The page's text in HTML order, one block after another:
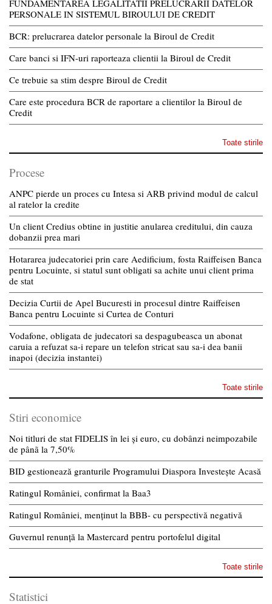
FUNDAMENTAREA LEGALITATII PRELUCRARII DATELOR
PERSONALE IN SISTEMUL BIROULUI DE CREDIT
BCR: prelucrarea datelor personale la Biroul de Credit
Care banci si IFN-uri raporteaza clientii la Biroul de Credit
Ce trebuie sa stim despre Biroul de Credit
Care este procedura BCR de raportare a clientilor la Biroul de
Credit
Toate stirile
Procese
ANPC pierde un proces cu Intesa si ARB privind modul de calcul
al ratelor la credite
Un client Credius obtine in justitie anularea creditului, din cauza
dobanzii prea mari
Hotararea judecatoriei prin care Aedificium, fosta Raiffeisen Banca
pentru Locuinte, si statul sunt obligati sa achite unui client prima
de stat
Decizia Curtii de Apel Bucuresti in procesul dintre Raiffeisen
Banca pentru Locuinte si Curtea de Conturi
Vodafone, obligata de judecatori sa despagubeasca un abonat
caruia a refuzat sa-i repare un telefon stricat sau sa-i dea banii
inapoi (decizia instantei)
Toate stirile
Stiri economice
Noi titluri de stat FIDELIS în lei și euro, cu dobânzi neimpozabile
de pânã la 7,50%
BID gestionează granturile Programului Diaspora Investește Acasă
Ratingul României, confirmat la Baa3
Ratingul României, menținut la BBB- cu perspectivă negativă
Guvernul renunță la Mastercard pentru portofelul digital
Toate stirile
Statistici